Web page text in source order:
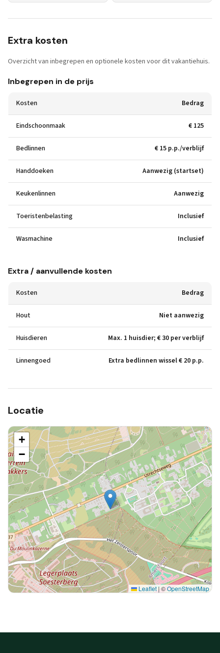
Extra kosten
Overzicht van inbegrepen en optionele kosten voor dit vakantiehuis.
Inbegrepen in de prijs
Kosten Bedrag
Eindschoonmaak € 125
Bedlinnen € 15 p.p./verblijf
Handdoeken Aanwezig (startset)
Keukenlinnen Aanwezig
Toeristenbelasting Inclusief
Wasmachine Inclusief
Extra / aanvullende kosten
Kosten Bedrag
Hout Niet aanwezig
Huisdieren Max. 1 huisdier; € 30 per verblijf
Linnengoed Extra bedlinnen wissel € 20 p.p.
Locatie
+
−
Leaflet |©OpenStreetMap